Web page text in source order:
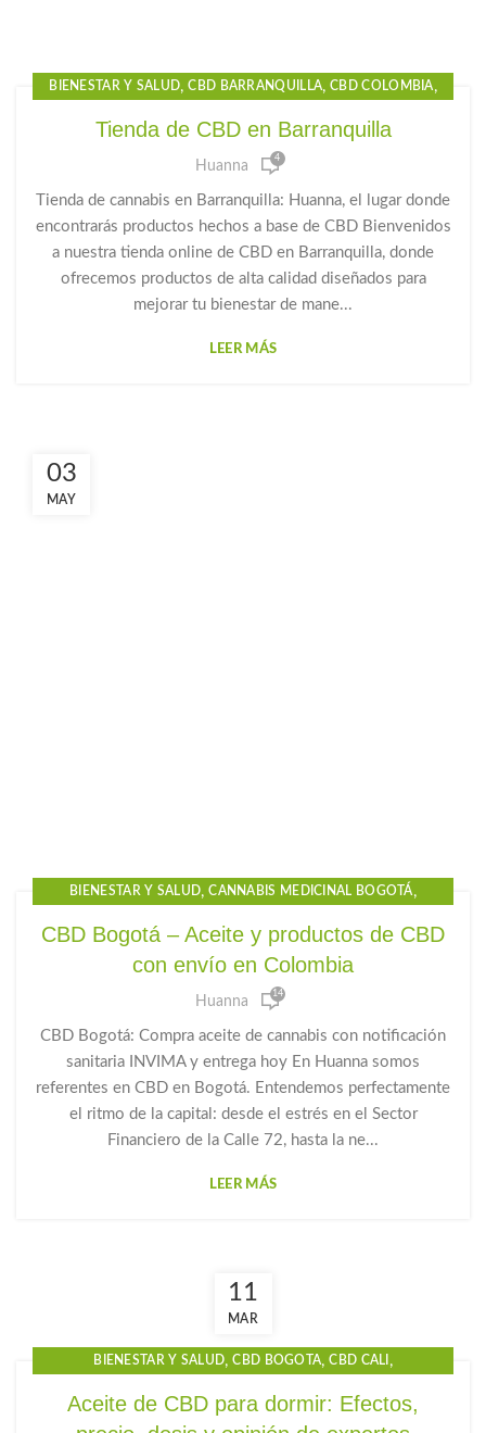
BIENESTAR Y SALUD,CBD BARRANQUILLA,CBD COLOMBIA,
CBD PARA DORMIR, CBD PRECIO, GOTAS CBD PARA DORMIR
GOTAS DE CANNABIDIOL GOTAS DE CANNABIS
GOTAS DE CBD, GOTAS PARA LA ANSIEDAD ,HUANNA,
PRODUCTOS CBD
Tienda de CBD en Barranquilla
Huanna 4
Tienda de cannabis en Barranquilla: Huanna, el lugar donde
encontrarás productos hechos a base de CBD Bienvenidos
a nuestra tienda online de CBD en Barranquilla, donde
ofrecemos productos de alta calidad diseñados para
mejorar tu bienestar de mane...
LEER MÁS
03
MAY
BIENESTAR Y SALUD,CANNABIS MEDICINAL BOGOTÁ,
CBD GOTAS,CBD GOTAS PARA EL DOLOR,CBD MADRID,
CBD OIL,CBD PRECIO ,CBD SOACHA
GOTAS CBD PARA DORMIR, GOTAS DE CANNABIDIOL
GOTAS DE CANNABIS GOTAS DE CBD
GOTAS PARA LA ANSIEDAD , HUANNA, PRODUCTOS CBD
TIENDA DE CBD EN BOGOTÁ
CBD Bogotá – Aceite y productos de CBD
con envío en Colombia
Huanna 14
CBD Bogotá: Compra aceite de cannabis con notificación
sanitaria INVIMA y entrega hoy En Huanna somos
referentes en CBD en Bogotá. Entendemos perfectamente
el ritmo de la capital: desde el estrés en el Sector
Financiero de la Calle 72, hasta la ne...
LEER MÁS
11
MAR
BIENESTAR Y SALUD,CBD BOGOTA,CBD CALI ,
CBD PARA DORMIR,CBD PRECIO, GOTAS CBD PARA DORMIR
Aceite de CBD para dormir: Efectos,